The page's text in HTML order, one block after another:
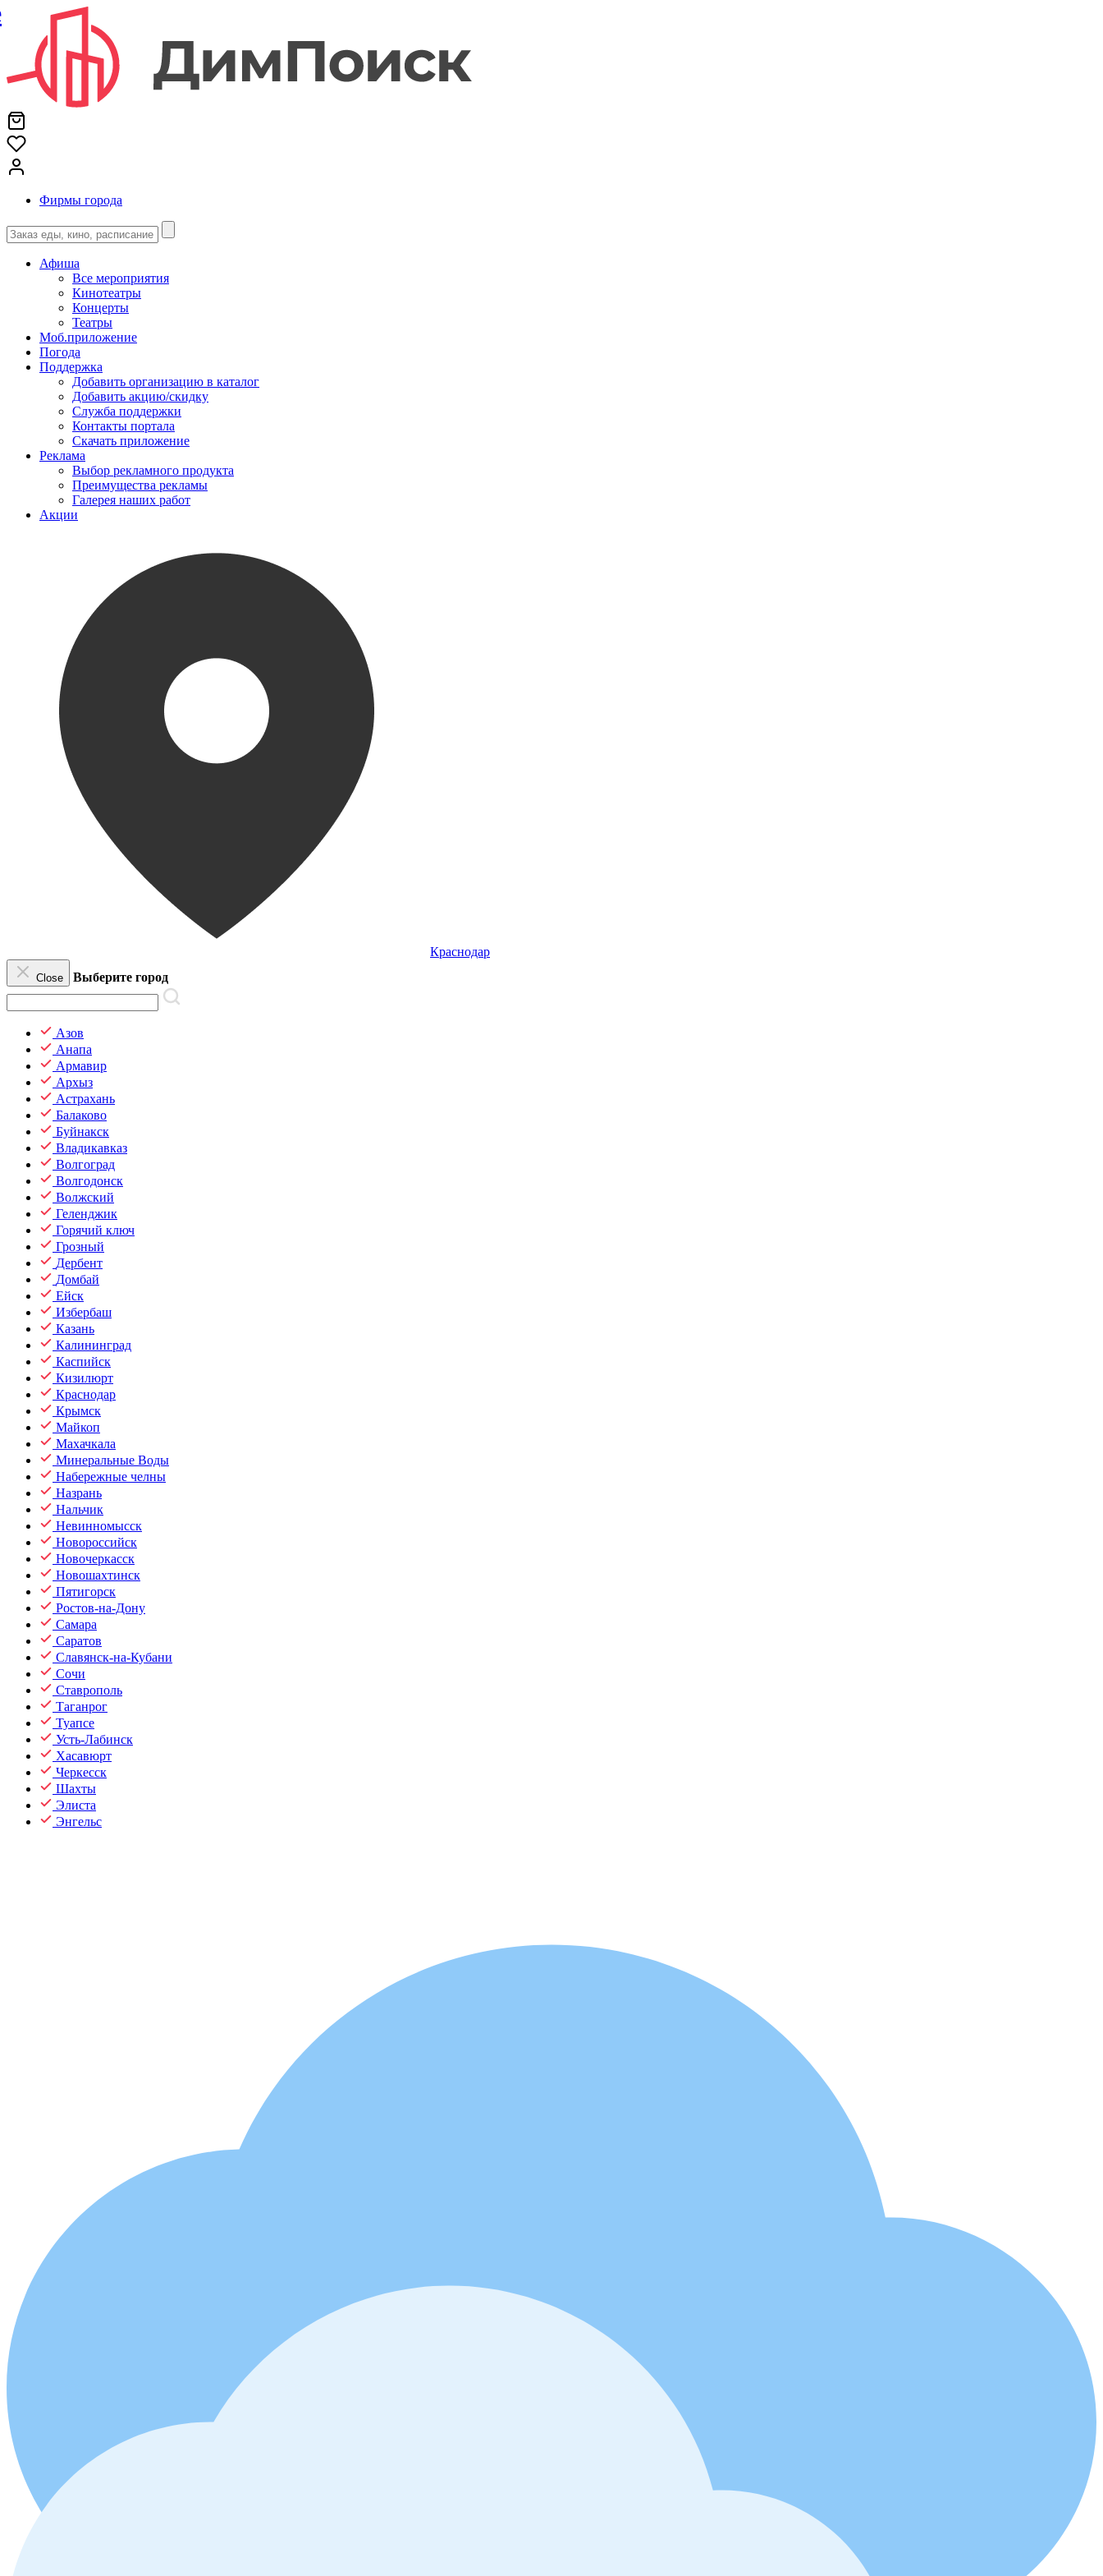
Фирмы города
Афиша
Все мероприятия
Кинотеатры
Концерты
Театры
Моб.приложение
Погода
Поддержка
Добавить организацию в каталог
Добавить акцию/скидку
Служба поддержки
Контакты портала
Скачать приложение
Реклама
Выбор рекламного продукта
Преимущества рекламы
Галерея наших работ
Акции
Краснодар
Close Выберите город
Азов
Анапа
Армавир
Архыз
Астрахань
Балаково
Буйнакск
Владикавказ
Волгоград
Волгодонск
Волжский
Геленджик
Горячий ключ
Грозный
Дербент
Домбай
Ейск
Избербаш
Казань
Калининград
Каспийск
Кизилюрт
Краснодар
Крымск
Майкоп
Махачкала
Минеральные Воды
Набережные челны
Назрань
Нальчик
Невинномысск
Новороссийск
Новочеркасск
Новошахтинск
Пятигорск
Ростов-на-Дону
Самара
Саратов
Славянск-на-Кубани
Сочи
Ставрополь
Таганрог
Туапсе
Усть-Лабинск
Хасавюрт
Черкесск
Шахты
Элиста
Энгельс